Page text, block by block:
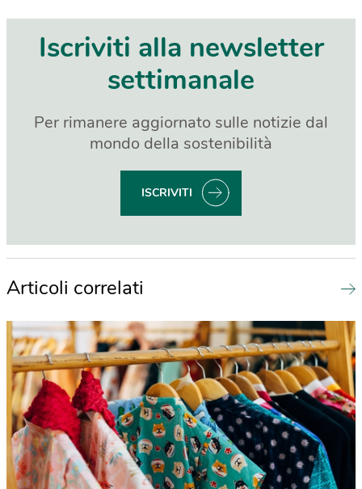
Iscriviti alla newsletter
settimanale
Per rimanere aggiornato sulle notizie dal
mondo della sostenibilità
ISCRIVITI
Articoli correlati